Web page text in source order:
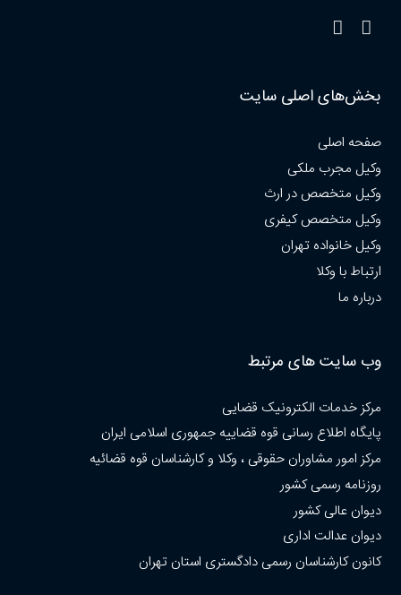
بخش‌های اصلی سایت
صفحه اصلی
وکیل مجرب ملکی
وکیل متخصص در ارث
وکیل متخصص کیفری
وکیل خانواده تهران
ارتباط با وکلا
درباره ما
وب سایت های مرتبط
مرکز خدمات الکترونیک قضایی
پایگاه اطلاع رسانی قوه قضاییه جمهوری اسلامی ایران
مرکز امور مشاوران حقوقی ، وکلا و کارشناسان قوه قضائیه
روزنامه رسمی کشور
دیوان عالی کشور
دیوان عدالت اداری
کانون کارشناسان رسمی دادگستری استان تهران